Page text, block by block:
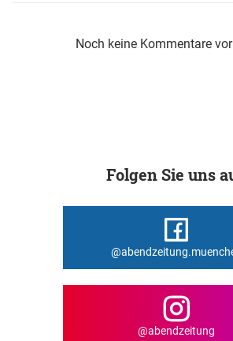
Noch keine Kommentare
Folgen Sie uns
@abendzeitung